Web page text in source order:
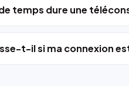
temps dure une
t-il si ma connexion